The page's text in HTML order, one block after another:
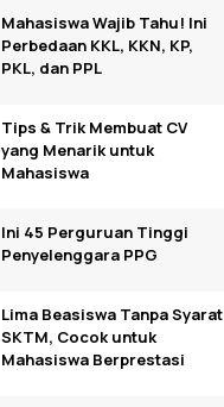
Mahasiswa Wajib Tahu! Ini
Perbedaan KKL, KKN, KP,
PKL, dan PPL
Tips & Trik Membuat CV
yang Menarik untuk
Mahasiswa
Ini 45 Perguruan Tinggi
Penyelenggara PPG
Lima Beasiswa Tanpa Syarat
SKTM, Cocok untuk
Mahasiswa Berprestasi